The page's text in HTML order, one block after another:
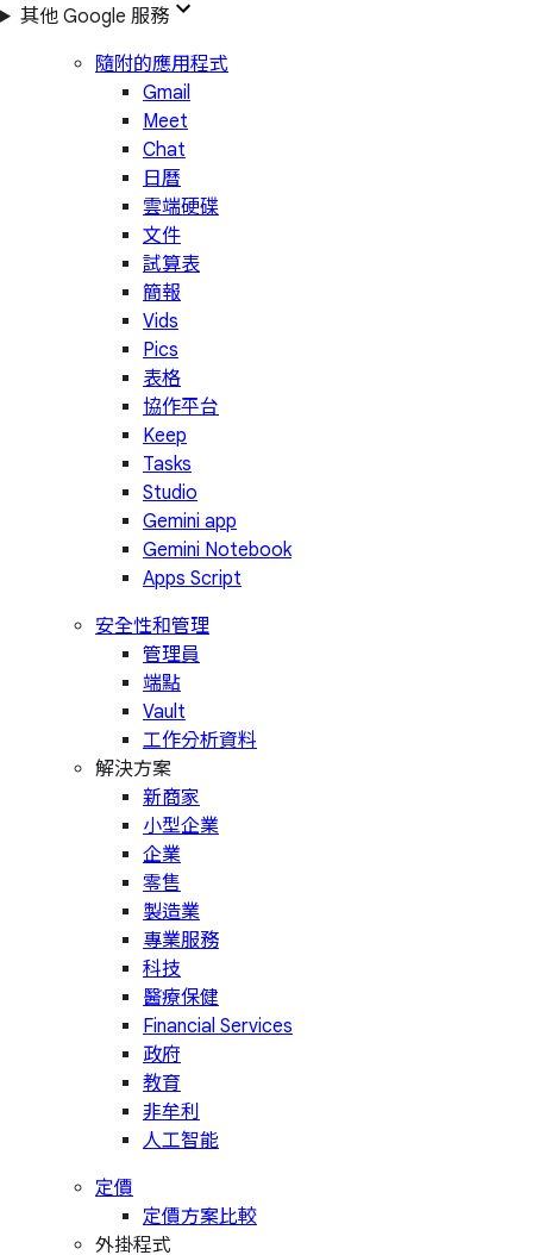
其他 Google 服務
隨附的應用程式
Gmail
Meet
Chat
日曆
雲端硬碟
文件
試算表
簡報
Vids
Pics
表格
協作平台
Keep
Tasks
Studio
Gemini app
Gemini Notebook
Apps Script
安全性和管理
管理員
端點
Vault
工作分析資料
解決方案
新商家
小型企業
企業
零售
製造業
專業服務
科技
醫療保健
Financial Services
政府
教育
非牟利
人工智能
定價
定價方案比較
外掛程式